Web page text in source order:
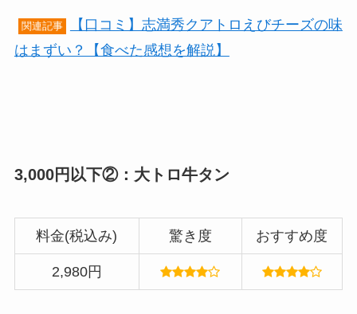
関連記事
【口コミ】志満秀クアトロえびチーズの味
はまずい？【食べた感想を解説】
3,000円以下②：大トロ牛タン
料金(税込み) 驚き度 おすすめ度
2,980円